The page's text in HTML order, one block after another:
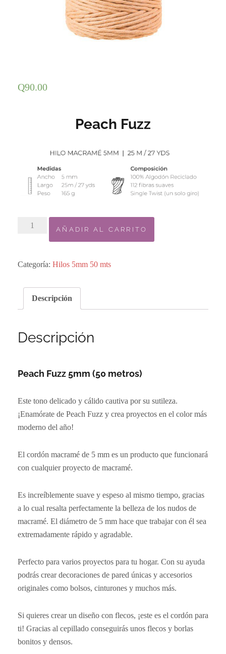
Q90.00
Peach Fuzz
50m
Peach
Fuzz
AÑADIR AL CARRITO
Categoría: Hilos 5mm 50 mts
Descripción
Descripción
Peach Fuzz 5mm (50 metros)
Este tono delicado y cálido cautiva por su sutileza.
¡Enamórate de Peach Fuzz y crea proyectos en el color más
moderno del año!
El cordón macramé de 5 mm es un producto que funcionará
con cualquier proyecto de macramé.
Es increíblemente suave y espeso al mismo tiempo, gracias
a lo cual resalta perfectamente la belleza de los nudos de
macramé. El diámetro de 5 mm hace que trabajar con él sea
extremadamente rápido y agradable.
Perfecto para varios proyectos para tu hogar. Con su ayuda
podrás crear decoraciones de pared únicas y accesorios
originales como bolsos, cinturones y muchos más.
Si quieres crear un diseño con flecos, ¡este es el cordón para
ti! Gracias al cepillado conseguirás unos flecos y borlas
bonitos y densos.